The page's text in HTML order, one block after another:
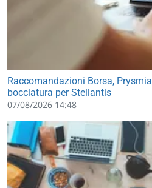
Raccomandazioni Borsa,
bocciatura per Stellantis
07/08/2026 14:48